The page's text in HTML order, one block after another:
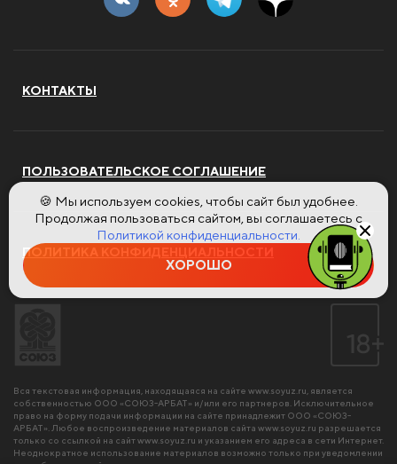
КОНТАКТЫ
ПОЛЬЗОВАТЕЛЬСКОЕ СОГЛАШЕНИЕ
ПОЛИТИКА КОНФИДЕНЦИАЛЬНОСТИ
Вся текстовая информация, находящаяся на сайте www.soyuz.ru, является
собственностью ООО «СОЮЗ-АРБАТ» и/или его партнеров. Исключительное
право на форму подачи информации на сайте принадлежит ООО «СОЮЗ-
АРБАТ». Любое воспроизведение материалов сайта www.soyuz.ru разрешается
только со ссылкой на сайтwww.soyuz.ru и указанием его адреса в сети Интернет.
Неоднократное использование материалов возможно только при уведомлении
🍪 Мы используем cookies, чтобы сайт был удобнее.
Продолжая пользоваться сайтом, вы соглашаетесь с
Политикой конфиденциальности.
ХОРОШО